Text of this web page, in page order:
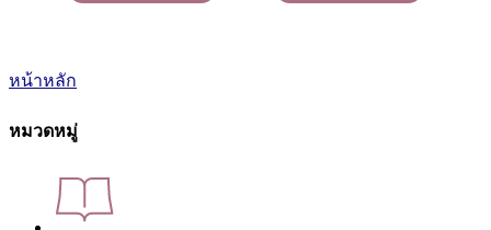
หน้าหลัก
หมวดหมู่